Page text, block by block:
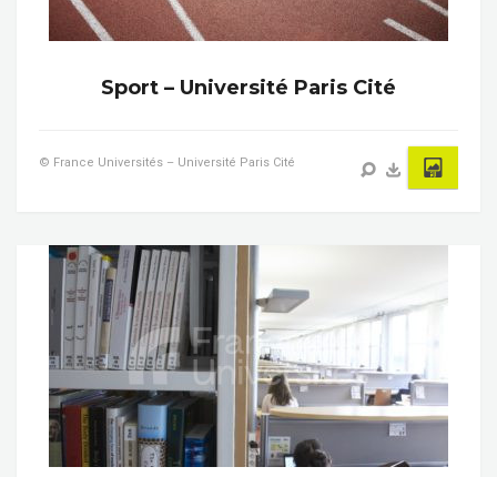
Sport – Université Paris Cité
© France Universités – Université Paris Cité